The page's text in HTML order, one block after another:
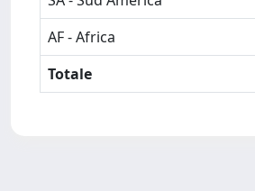
AF - Africa
Totale